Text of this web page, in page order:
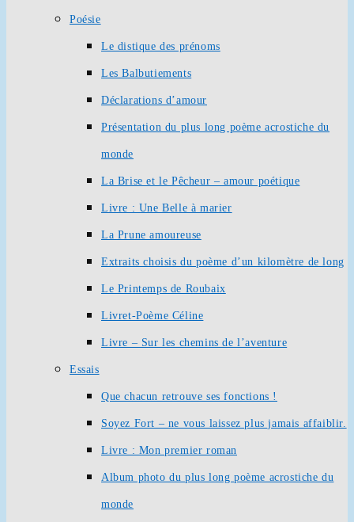
Poésie
Le distique des prénoms
Les Balbutiements
Déclarations d’amour
Présentation du plus long poème acrostiche du
monde
La Brise et le Pêcheur – amour poétique
Livre : Une Belle à marier
La Prune amoureuse
Extraits choisis du poème d’un kilomètre de long
Le Printemps de Roubaix
Livret-Poème Céline
Livre – Sur les chemins de l’aventure
Essais
Que chacun retrouve ses fonctions !
Soyez Fort – ne vous laissez plus jamais affaiblir.
Livre : Mon premier roman
Album photo du plus long poème acrostiche du
monde